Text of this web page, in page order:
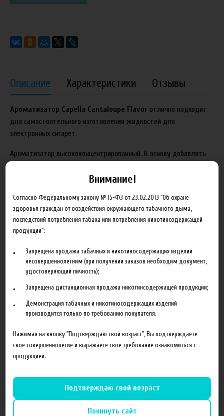
Описание Характеристики Отзывы
Ароматизатор Capella Cantaloupe Flavor отлично подходит
для самостоятельного изготовления жидкостей для
электронных сигарет.
Ароматизатор высококонцентрированный. В основу добавлять
настояться 2-3 дня в темном месте при обычной комнатной
Держать плотно закрытым. Хранить в темном, прохладном
месте недоступном для детей и домашних животных.
интернет-магазине как оптом, так и в розницу. Для запроса
оптовых цен, напишите нам на почту:opt@fruitcloud.ru
Внимание!
Согласно Федеральному закону № 15-ФЗ от 23.02.2013 "Об охране
здоровья граждан от воздействия окружающего табачного дыма,
последствий потребления табака или потребления никотинсодержащей
продукции":
Запрещена продажа табачных и никотиносодержащих изделий
несовершеннолетним (при получении заказов необходим документ,
удостоверяющий личность);
Запрещена дистанционная продажа никотинсодержащей продукции;
Демонстрация табачных и никотиносодержащих изделий
производится только по требованию покупателя.
Нажимая на кнопку "Подтверждаю свой возраст", Вы подтверждаете
свое совершеннолетие и выражаете свое требование ознакомиться с
продукцией.
Подтверждаю свой возраст
Покинуть сайт